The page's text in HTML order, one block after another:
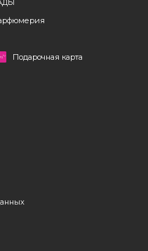
Подарочная карта